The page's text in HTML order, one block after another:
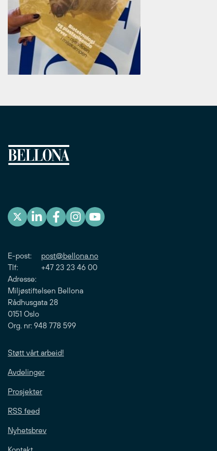
E-post: post@bellona.no
Tlf: +47 23 23 46 00
Adresse:
Miljøstiftelsen Bellona
Rådhusgata 28
0151 Oslo
Org. nr: 948 778 599
Støtt vårt arbeid!
Avdelinger
Prosjekter
RSS feed
Nyhetsbrev